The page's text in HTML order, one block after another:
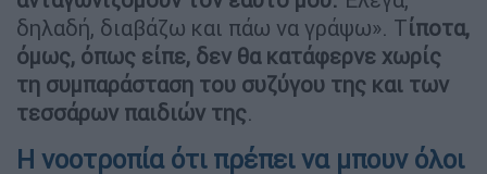
δηλαδή, διαβάζω και πάω να γράψω». Τίποτα,
όμως, όπως είπε, δεν θα κατάφερνε χωρίς
τη συμπαράσταση του συζύγου της και των
τεσσάρων παιδιών της.
Η νοοτροπία ότι πρέπει να μπουν όλοι